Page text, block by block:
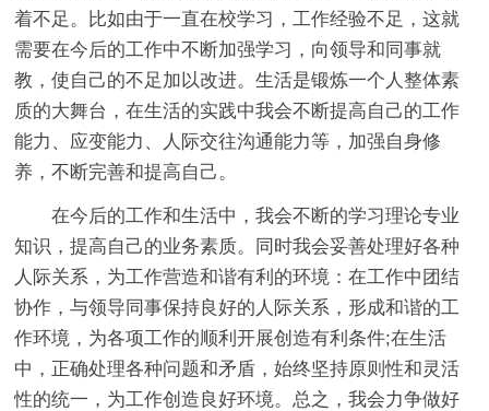
着不足。比如由于一直在校学习，工作经验不足，这就
需要在今后的工作中不断加强学习，向领导和同事就
教，使自己的不足加以改进。生活是锻炼一个人整体素
质的大舞台，在生活的实践中我会不断提高自己的工作
能力、应变能力、人际交往沟通能力等，加强自身修
养，不断完善和提高自己。
在今后的工作和生活中，我会不断的学习理论专业
知识，提高自己的业务素质。同时我会妥善处理好各种
人际关系，为工作营造和谐有利的环境：在工作中团结
协作，与领导同事保持良好的人际关系，形成和谐的工
作环境，为各项工作的顺利开展创造有利条件;在生活
中，正确处理各种问题和矛盾，始终坚持原则性和灵活
性的统一，为工作创造良好环境。总之，我会力争做好